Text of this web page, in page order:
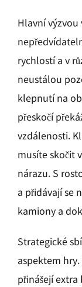
Hlavní
rychlostí a v
neustálou
klepnutí na
přeskočí
vzdálenosti.
musíte skočit
nárazu. S
a přidávají se
kamiony a
Strategické
aspektem
přinášejí extra